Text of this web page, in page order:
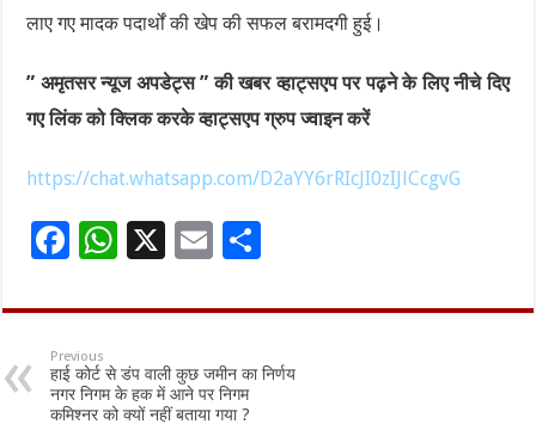
लाए गए मादक पदार्थों की खेप की सफल बरामदगी हुई।
” अमृतसर न्यूज अपडेट्स ” की खबर व्हाट्सएप पर पढ़ने के लिए नीचे दिए
गए लिंक को क्लिक करके व्हाट्सएप ग्रुप ज्वाइन करें
https://chat.whatsapp.com/D2aYY6rRIcJI0zIJlCcgvG
F
e
b
o
W
at
sA
p
X
E
ai
l
ar
e
Previous
हाई कोर्ट से डंप वाली कुछ जमीन का निर्णय
नगर निगम के हक में आने पर निगम
कमिश्नर को क्यों नहीं बताया गया ?